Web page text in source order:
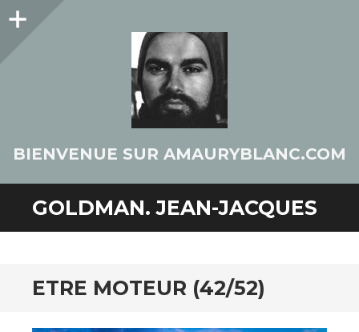
Colonne
BIENVENUE SUR AMAURYBLANC.COM
GOLDMAN. JEAN-JACQUES
ETRE MOTEUR (42/52)